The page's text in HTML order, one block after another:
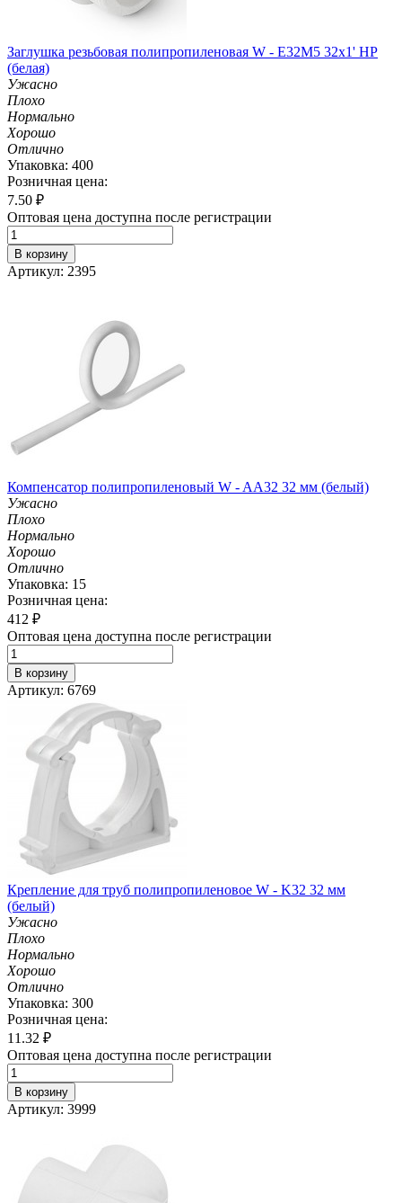
Заглушка резьбовая полипропиленовая W - E32M5 32х1' НР
(белая)
Ужасно
Плохо
Нормально
Хорошо
Отлично
Упаковка: 400
Розничная цена:
7.50 ₽
Оптовая цена доступна после регистрации
В корзину
Артикул: 2395
Компенсатор полипропиленовый W - AA32 32 мм (белый)
Ужасно
Плохо
Нормально
Хорошо
Отлично
Упаковка: 15
Розничная цена:
412 ₽
Оптовая цена доступна после регистрации
В корзину
Артикул: 6769
Крепление для труб полипропиленовое W - K32 32 мм
(белый)
Ужасно
Плохо
Нормально
Хорошо
Отлично
Упаковка: 300
Розничная цена:
11.32 ₽
Оптовая цена доступна после регистрации
В корзину
Артикул: 3999